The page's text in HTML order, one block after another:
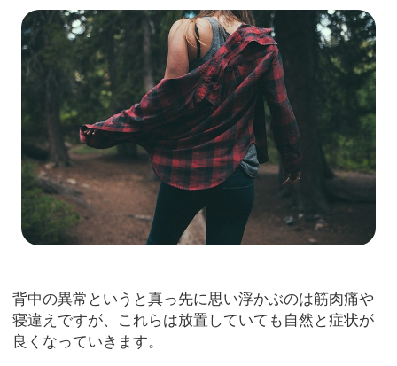
背中の異常というと真っ先に思い浮かぶのは筋肉痛や
寝違えですが、これらは放置していても自然と症状が
良くなっていきます。